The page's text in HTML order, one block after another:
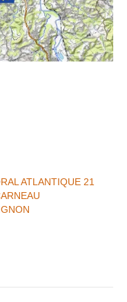
ATLANTIQUE 21